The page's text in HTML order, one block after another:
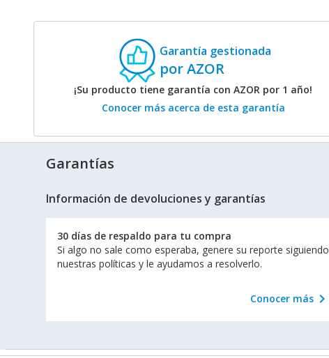
Garantía gestionada
por AZOR
¡Su producto tiene garantía con AZOR por 1 año!
Conocer más acerca de esta garantía
Garantías
Información de devoluciones y garantías
30 días de respaldo para tu compra
Si algo no sale como esperaba, genere su reporte siguiendo
nuestras políticas y le ayudamos a resolverlo.
Conocer máschevron_right